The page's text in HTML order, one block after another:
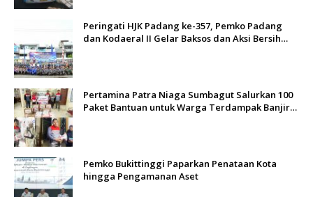
Peringati HJK Padang ke-357, Pemko Padang
dan Kodaeral II Gelar Baksos dan Aksi Bersih
Pertamina Patra Niaga Sumbagut Salurkan 100
Paket Bantuan untuk Warga Terdampak Banjir
Pemko Bukittinggi Paparkan Penataan Kota
hingga Pengamanan Aset